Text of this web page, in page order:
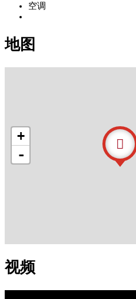
空调
地图
+
-
视频